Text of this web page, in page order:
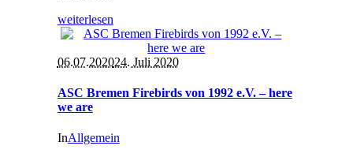
weiterlesen
06.07.202024. Juli 2020
ASC Bremen Firebirds von 1992 e.V. – here
we are
InAllgemein